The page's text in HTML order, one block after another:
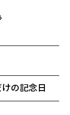
の記念日